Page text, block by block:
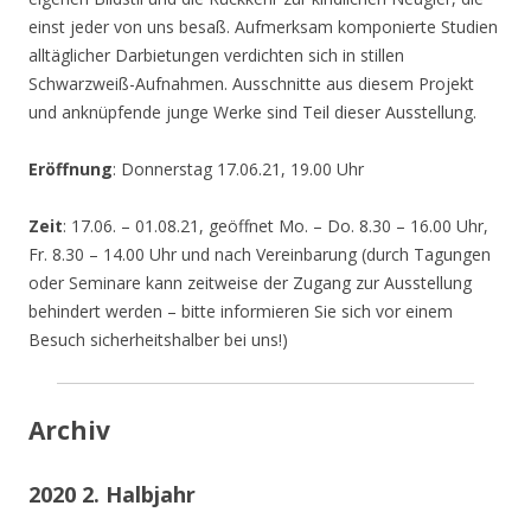
einst jeder von uns besaß. Aufmerksam komponierte Studien
alltäglicher Darbietungen verdichten sich in stillen
Schwarzweiß-Aufnahmen. Ausschnitte aus diesem Projekt
und anknüpfende junge Werke sind Teil dieser Ausstellung.
Eröffnung: Donnerstag 17.06.21, 19.00 Uhr
Zeit: 17.06. – 01.08.21, geöffnet Mo. – Do. 8.30 – 16.00 Uhr,
Fr. 8.30 – 14.00 Uhr und nach Vereinbarung (durch Tagungen
oder Seminare kann zeitweise der Zugang zur Ausstellung
behindert werden – bitte informieren Sie sich vor einem
Besuch sicherheitshalber bei uns!)
Archiv
2020 2. Halbjahr